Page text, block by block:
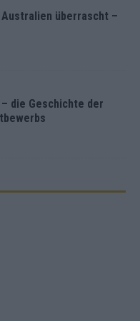
Australien überrascht –
die Geschichte der